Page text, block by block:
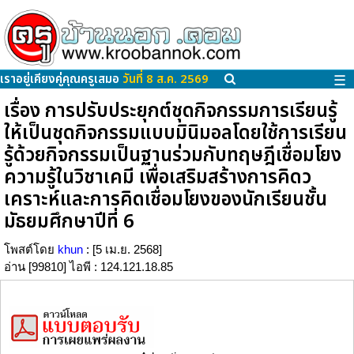
เราอยู่เคียงคู่คุณครูเสมอ วันที่ 8 ส.ค. 2569 ☰
เรื่อง การปรับประยุกต์ชุดกิจกรรมการเรียนรู้
ให้เป็นชุดกิจกรรมแบบมินิมอลโดยใช้การเรียน
รู้ด้วยกิจกรรมเป็นฐานร่วมกับทฤษฎีเชื่อมโยง
ความรู้ในวิชาเคมี เพื่อเสริมสร้างการคิดว
เคราะห์และการคิดเชื่อมโยงของนักเรียนชั้น
มัธยมศึกษาปีที่ 6
โพสต์โดย khun : [5 เม.ย. 2568]
อ่าน [99810] ไอพี : 124.121.18.85